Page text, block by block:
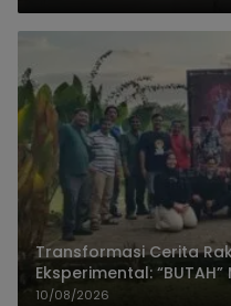
Transformasi Cerita
Eksperimental:
10/08/2026